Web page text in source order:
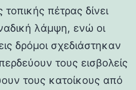
πέτρας δίνει
λάμψη, ενώ οι
δρόμοι σχεδιάστηκαν
τους εισβολείς
τους κατοίκους από